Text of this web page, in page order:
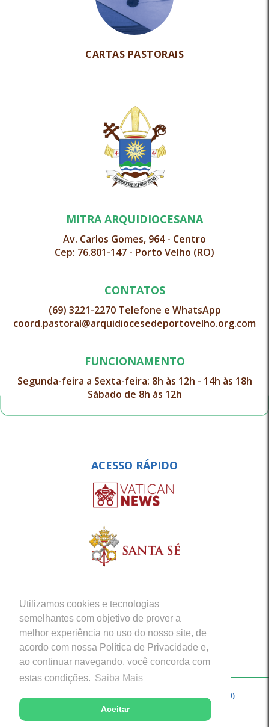
Utilizamos cookies e tecnologias
semelhantes com objetivo de prover a
melhor experiência no uso do nosso site, de
acordo com nossa Política de Privacidade e,
ao continuar navegando, você concorda com
estas condições. Saiba Mais
Aceitar
CARTAS PASTORAIS
MITRA ARQUIDIOCESANA
Av. Carlos Gomes, 964 - Centro
Cep: 76.801-147 - Porto Velho (RO)
CONTATOS
(69) 3221-2270 Telefone e WhatsApp
coord.pastoral@arquidiocesedeportovelho.org.com
FUNCIONAMENTO
Segunda-feira a Sexta-feira: 8h às 12h - 14h às 18h
Sábado de 8h às 12h
ACESSO RÁPIDO
Copyright © 2026 - Arquidiocese de Porto Velho (RO)
Desenvolvido com excelência por